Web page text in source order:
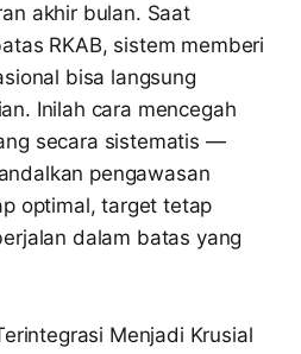
akhir bulan. Saat
RKAB, sistem memberi
bisa langsung
Inilah cara mencegah
secara sistematis —
pengawasan
optimal, target tetap
dalam batas yang
Menjadi Krusial